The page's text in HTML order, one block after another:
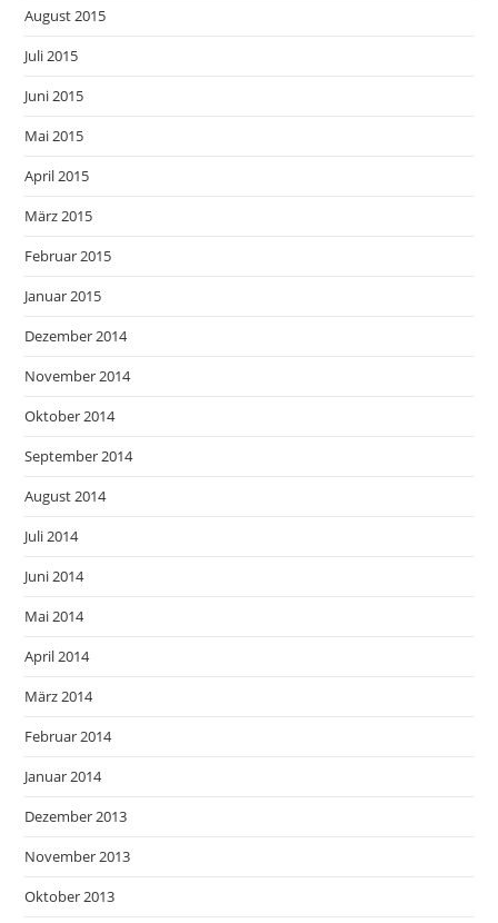
August 2015
Juli 2015
Juni 2015
Mai 2015
April 2015
März 2015
Februar 2015
Januar 2015
Dezember 2014
November 2014
Oktober 2014
September 2014
August 2014
Juli 2014
Juni 2014
Mai 2014
April 2014
März 2014
Februar 2014
Januar 2014
Dezember 2013
November 2013
Oktober 2013